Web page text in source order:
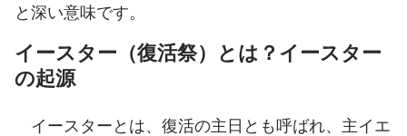
と深い意味です。
イースター（復活祭）とは？イースター
の起源
イースターとは、復活の主日とも呼ばれ、主イエ